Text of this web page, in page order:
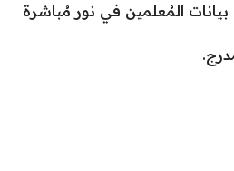
المُعلمين في نور مُباشرة